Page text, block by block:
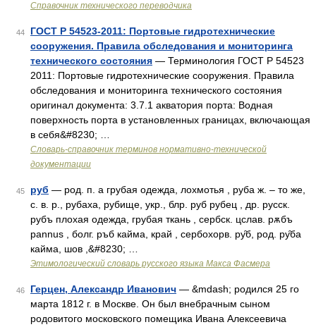
Справочник технического переводчика
44
ГОСТ Р 54523-2011: Портовые гидротехнические
сооружения. Правила обследования и мониторинга
технического состояния — Терминология ГОСТ Р 54523
2011: Портовые гидротехнические сооружения. Правила
обследования и мониторинга технического состояния
оригинал документа: 3.7.1 акватория порта: Водная
поверхность порта в установленных границах, включающая
в себя&#8230; …
Словарь-справочник терминов нормативно-технической
документации
45 руб — род. п. а грубая одежда, лохмотья , руба ж. – то же,
с. в. р., рубаха, рубище, укр., блр. руб рубец , др. русск.
рубъ плохая одежда, грубая ткань , сербск. цслав. рѫбъ
pannus , болг. ръб кайма, край , сербохорв. ру̑б, род. ру̑ба
кайма, шов ,&#8230; …
Этимологический словарь русского языка Макса Фасмера
46 Герцен, Александр Иванович — &mdash; родился 25 го
марта 1812 г. в Москве. Он был внебрачным сыном
родовитого московского помещика Ивана Алексеевича